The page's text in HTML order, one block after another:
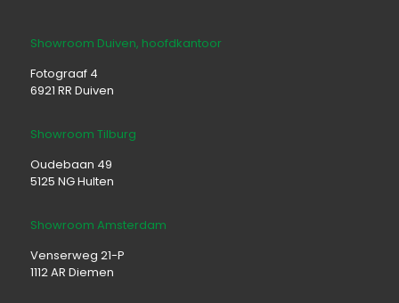
Showroom Duiven, hoofdkantoor
Fotograaf 4
6921 RR Duiven
Showroom Tilburg
Oudebaan 49
5125 NG Hulten
Showroom Amsterdam
Venserweg 21-P
1112 AR Diemen